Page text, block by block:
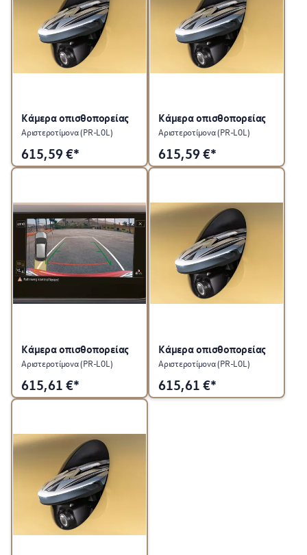
Κάμερα οπισθοπορείας
Αριστεροτίμονα (PR-L0L)
615,59€*
Κάμερα οπισθοπορείας
Αριστεροτίμονα (PR-L0L)
615,59€*
Κάμερα οπισθοπορείας
Αριστεροτίμονα (PR-L0L)
615,61 €*
Κάμερα οπισθοπορείας
Αριστεροτίμονα (PR-L0L)
615,61 €*